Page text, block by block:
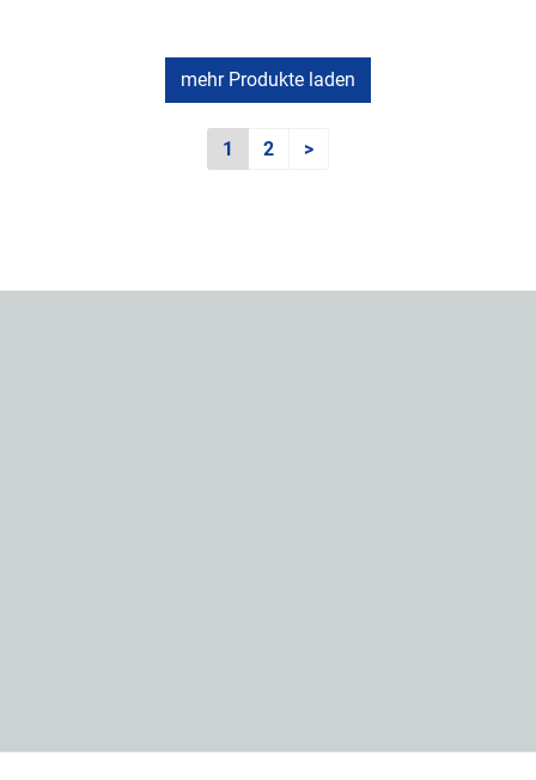
mehr Produkte laden
1 2 >